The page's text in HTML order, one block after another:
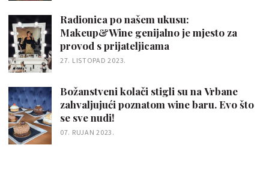
Radionica po našem ukusu:
Makeup&Wine genijalno je mjesto za
provod s prijateljicama
27. LISTOPAD 2023.
Božanstveni kolači stigli su na Vrbane
zahvaljujući poznatom wine baru. Evo što
se sve nudi!
07. RUJAN 2023.